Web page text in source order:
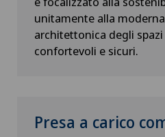
unitamente alla
architettonica degli
confortevoli e sicuri.
Presa a carico